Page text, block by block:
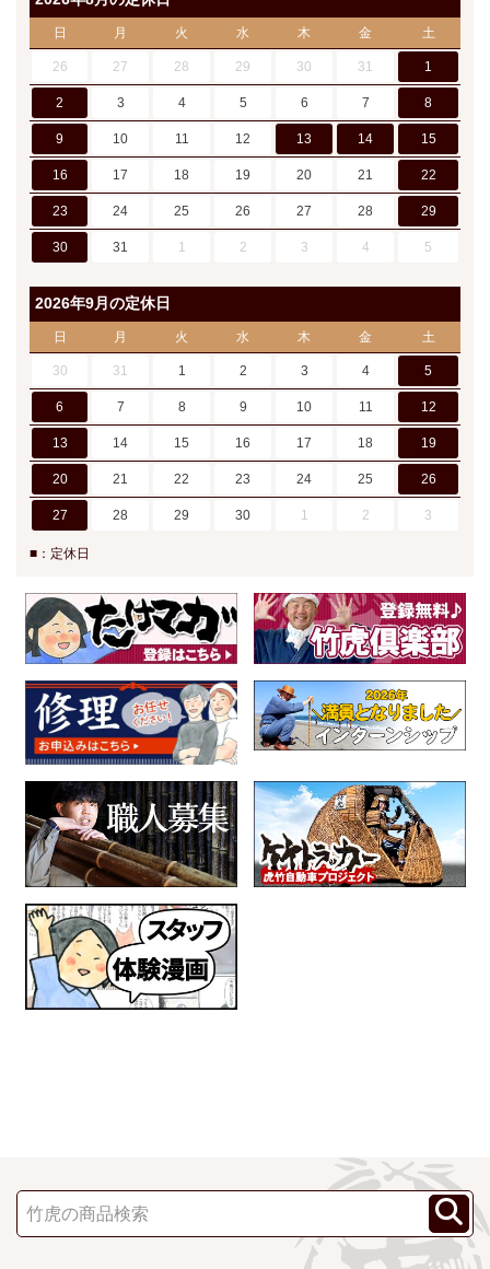
日 月 火 水 木 金 土
26 27 28 29 30 31 1
2 3 4 5 6 7 8
9 10 11 12 13 14 15
16 17 18 19 20 21 22
23 24 25 26 27 28 29
30 31 1 2 3 4 5
2026年9月の定休日
日 月 火 水 木 金 土
30 31 1 2 3 4 5
6 7 8 9 10 11 12
13 14 15 16 17 18 19
20 21 22 23 24 25 26
27 28 29 30 1 2 3
■：定休日